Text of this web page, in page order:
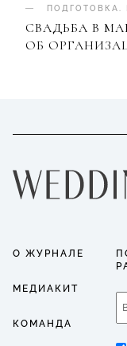
ПОДГОТОВКА.
СВАДЬБА В
ОБ
О ЖУРНАЛЕ
МЕДИАКИТ
КОМАНДА